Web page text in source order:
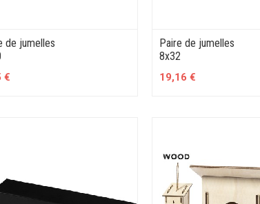
de jumelles
€
Paire de jumelles
8x32
19,16 €